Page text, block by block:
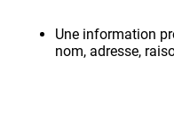
Une information
nom, adresse,